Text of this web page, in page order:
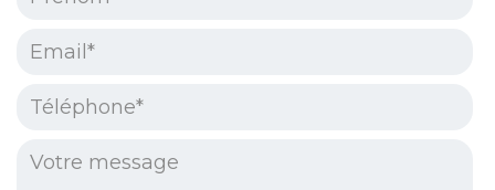
Email* :
Téléphone* :
Votre message :